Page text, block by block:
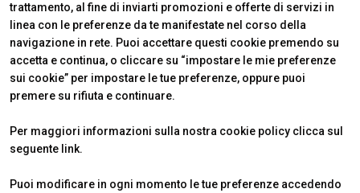
trattamento, al fine di inviarti promozioni e offerte di servizi in
linea con le preferenze da te manifestate nel corso della
navigazione in rete. Puoi accettare questi cookie premendo su
accetta e continua, o cliccare su “impostare le mie preferenze
sui cookie” per impostare le tue preferenze, oppure puoi
premere su rifiuta e continuare.
Per maggiori informazioni sulla nostra cookie policy clicca sul
seguente link.
Puoi modificare in ogni momento le tue preferenze accedendo